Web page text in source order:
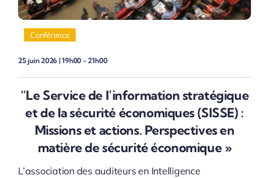
Conférence
25 juin 2026 | 19h00 - 21h00
“Le Service de l’information stratégique
et de la sécurité économiques (SISSE) :
Missions et actions. Perspectives en
matière de sécurité économique »
L’association des auditeurs en Intelligence